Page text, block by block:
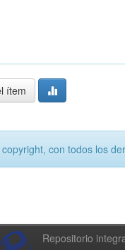
ítem
con todos los
Repositorio